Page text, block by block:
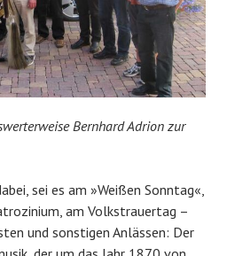
Bernhard Adrion zur
sei es am »Weißen Sonntag«,
am Volkstrauertag –
und sonstigen Anlässen: Der